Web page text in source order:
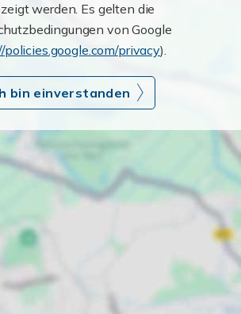
werden. Es gelten die
von Google
policies.google.com/privacy).
bin einverstanden